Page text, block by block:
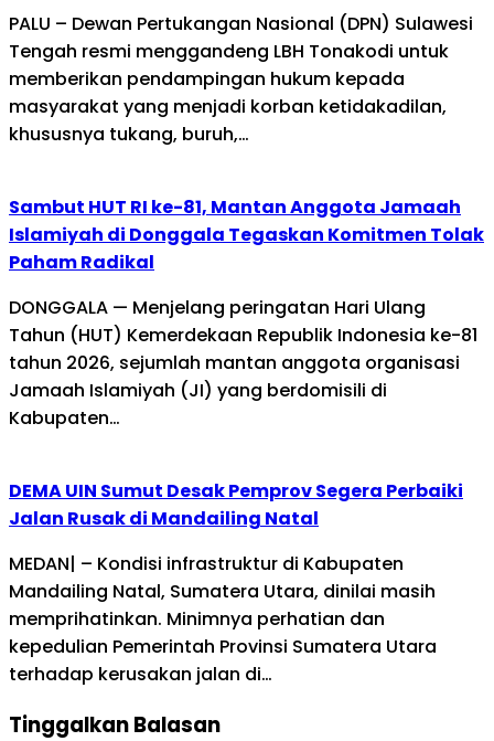
PALU – Dewan Pertukangan Nasional (DPN) Sulawesi
Tengah resmi menggandeng LBH Tonakodi untuk
memberikan pendampingan hukum kepada
masyarakat yang menjadi korban ketidakadilan,
khususnya tukang, buruh,…
Sambut HUT RI ke-81, Mantan Anggota Jamaah
Islamiyah di Donggala Tegaskan Komitmen Tolak
Paham Radikal
DONGGALA — Menjelang peringatan Hari Ulang
Tahun (HUT) Kemerdekaan Republik Indonesia ke-81
tahun 2026, sejumlah mantan anggota organisasi
Jamaah Islamiyah (JI) yang berdomisili di
Kabupaten…
DEMA UIN Sumut Desak Pemprov Segera Perbaiki
Jalan Rusak di Mandailing Natal
MEDAN| – Kondisi infrastruktur di Kabupaten
Mandailing Natal, Sumatera Utara, dinilai masih
memprihatinkan. Minimnya perhatian dan
kepedulian Pemerintah Provinsi Sumatera Utara
terhadap kerusakan jalan di…
Tinggalkan Balasan